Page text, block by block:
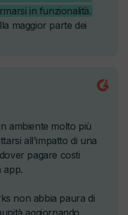
e a Rilascio Graduale
e certificazioni
dall'IA